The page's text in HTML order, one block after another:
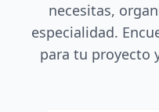
necesitas,
especialidad.
para tu proyecto